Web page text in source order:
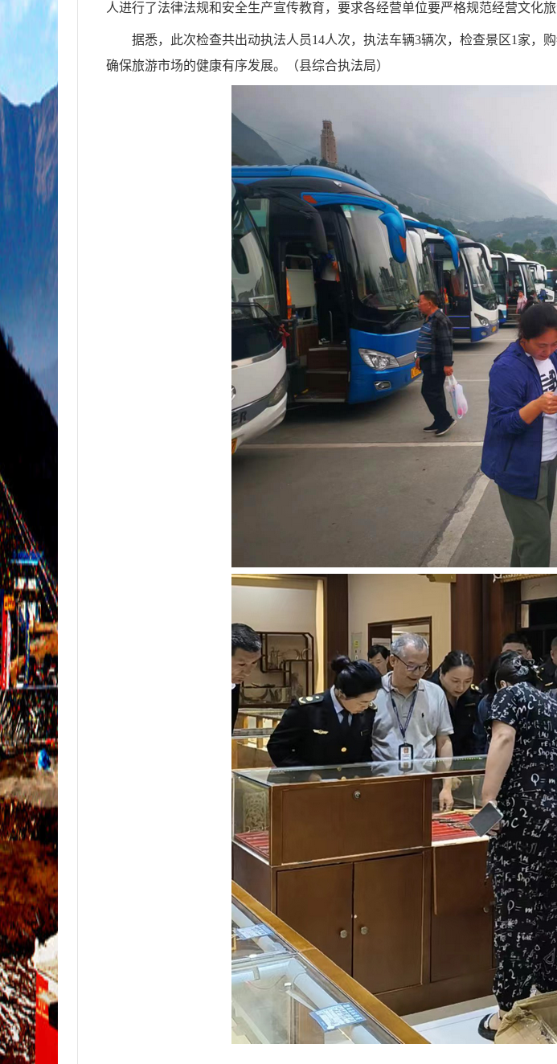
人进行了法律法规和安全生产宣传教育，要求各经营单位要严格规范经营文化
据悉， 此次检查共出动执法人员14人次，执法车辆3辆次，检查景区1家，
确保旅游市场的健康有序发展。
（县综合执法局）